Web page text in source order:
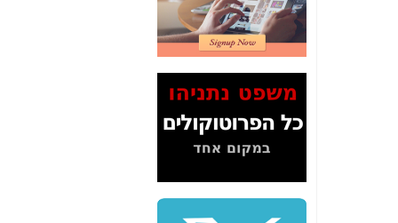
2" על תעלולי השר
משה כחלון -כאן
הסלולר" ואיך מסרסים
את הנתונים לציבור -
כאן
סיכום ביקור בסיליקון